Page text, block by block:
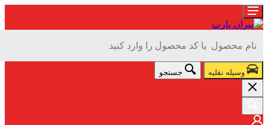
وسیله نقلیه جستجو